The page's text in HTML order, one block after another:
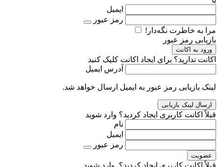
ایمیل
رمز عبور
مرا به خاطرت نگه‌دار!
بازیابی رمز عبور
ورود به اکانت
اکانت ندارید؟ برای ایجاد اکانت کلیک کنید
آدرس ایمیل
لینک بازیابی رمز عبور به ایمیل ارسال خواهد شد.
قبلاً اکانت کاربری ایجاد کردید؟ وارد شوید
نام
ایمیل
رمز عبور
عضویت